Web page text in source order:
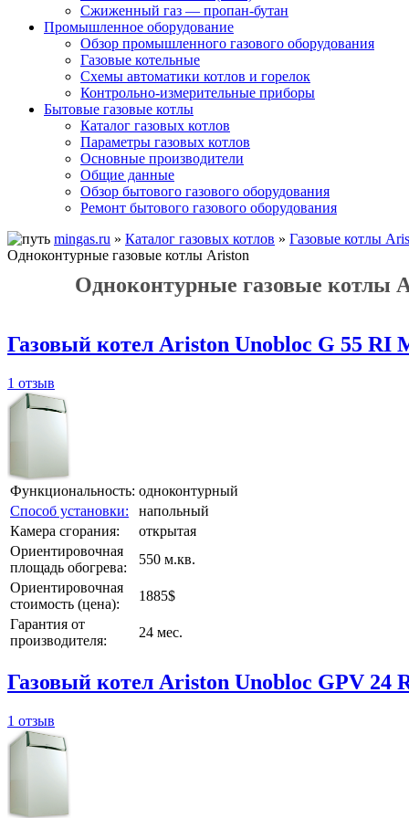
Сжиженный газ — пропан-бутан
Промышленное оборудование
Обзор промышленного газового оборудования
Газовые котельные
Схемы автоматики котлов и горелок
Контрольно-измерительные приборы
Бытовые газовые котлы
Каталог газовых котлов
Параметры газовых котлов
Основные производители
Общие данные
Обзор бытового газового оборудования
Ремонт бытового газового оборудования
mingas.ru » Каталог газовых котлов » Газовые котлы
Одноконтурные газовые котлы Ariston
Одноконтурные газовые котлы
Газовый котел Ariston Unobloc G 55 RI
1 отзыв
Функциональность: одноконтурный
Способ установки:
напольный
Камера сгорания:
открытая
Ориентировочная
площадь обогрева:
550 м.кв.
Ориентировочная
стоимость (цена):
1885$
Гарантия от
производителя:
24 мес.
Газовый котел Ariston Unobloc GPV 24
1 отзыв